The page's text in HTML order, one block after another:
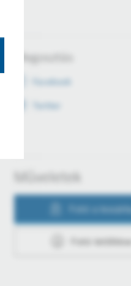
Megosztás
Facebook
Twitter
Műveletek
Fotó a kosárba